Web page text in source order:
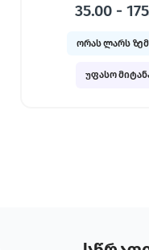
35.00 -
ორას ლარს
უფასო